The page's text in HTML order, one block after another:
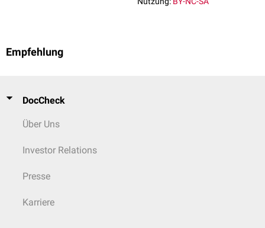
Empfehlung
DocCheck
Über Uns
Investor Relations
Presse
Karriere